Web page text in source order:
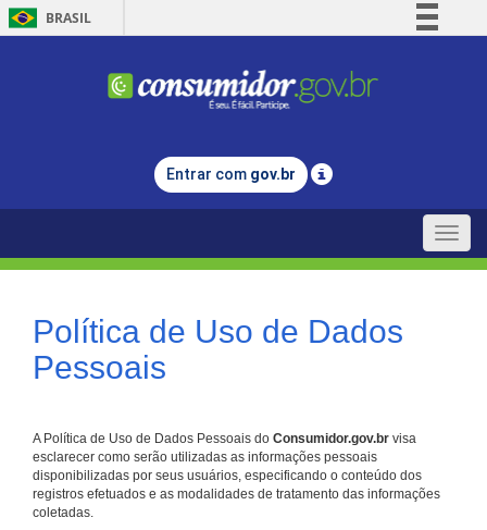
BRASIL
Comunica BR
Legislação
Entrar com gov.br
Toggle
Política de Uso de Dados
Pessoais
A Política de Uso de Dados Pessoais do Consumidor.gov.br visa
esclarecer como serão utilizadas as informações pessoais
disponibilizadas por seus usuários, especificando o conteúdo dos
registros efetuados e as modalidades de tratamento das informações
coletadas.